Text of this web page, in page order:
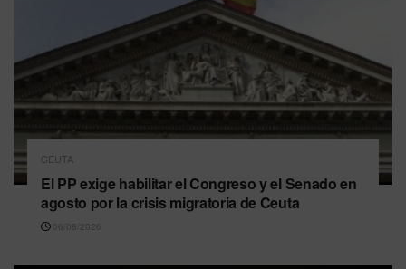
CEUTA
El PP exige habilitar el Congreso y el Senado en
agosto por la crisis migratoria de Ceuta
06/08/2026